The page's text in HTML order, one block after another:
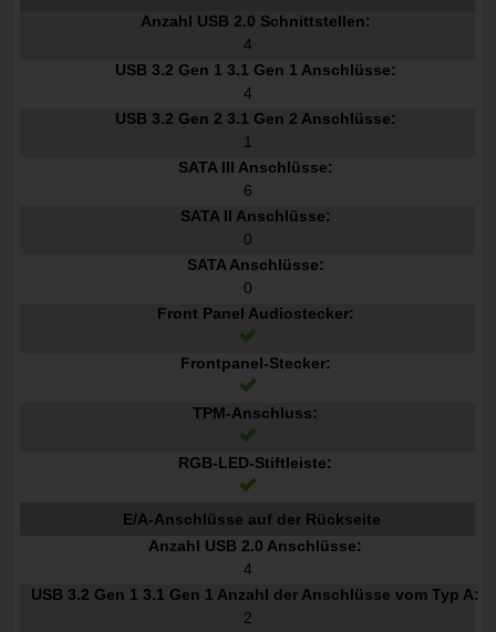
Anzahl USB 2.0 Schnittstellen:
4
USB 3.2 Gen 1 3.1 Gen 1 Anschlüsse:
4
USB 3.2 Gen 2 3.1 Gen 2 Anschlüsse:
1
SATA III Anschlüsse:
6
SATA II Anschlüsse:
0
SATA Anschlüsse:
0
Front Panel Audiostecker:
Frontpanel-Stecker:
TPM-Anschluss:
RGB-LED-Stiftleiste:
E/A-Anschlüsse auf der Rückseite
Anzahl USB 2.0 Anschlüsse:
4
USB 3.2 Gen 1 3.1 Gen 1 Anzahl der Anschlüsse vom Typ A:
2